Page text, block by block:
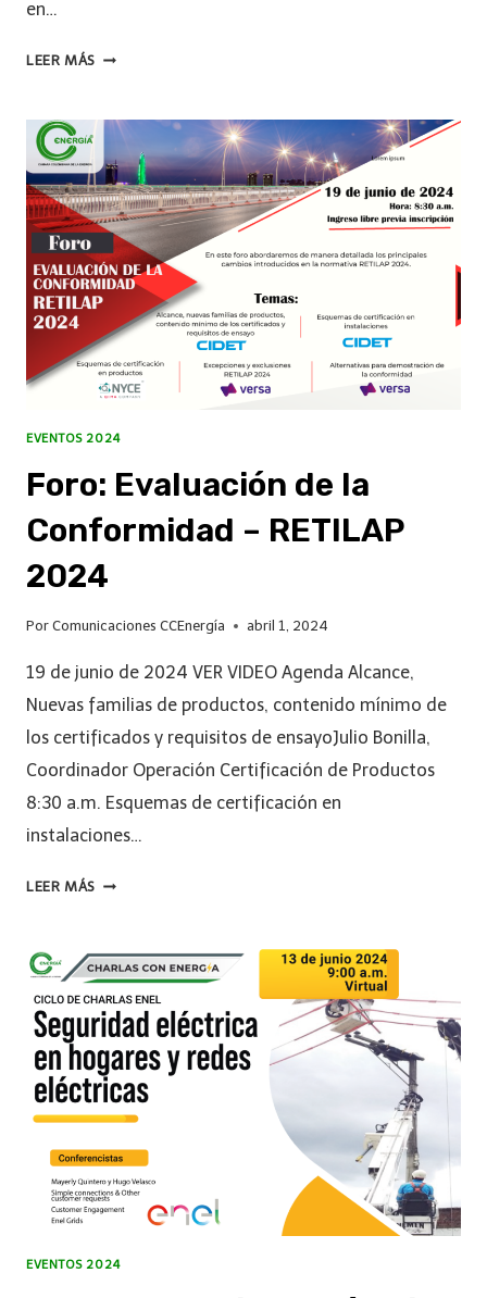
en…
LEER MÁS
EVENTOS 2024
Foro: Evaluación de la
Conformidad – RETILAP
2024
Por Comunicaciones CCEnergía abril 1, 2024
19 de junio de 2024 VER VIDEO Agenda Alcance,
Nuevas familias de productos, contenido mínimo de
los certificados y requisitos de ensayoJulio Bonilla,
Coordinador Operación Certificación de Productos
8:30 a.m. Esquemas de certificación en
instalaciones…
LEER MÁS
EVENTOS 2024